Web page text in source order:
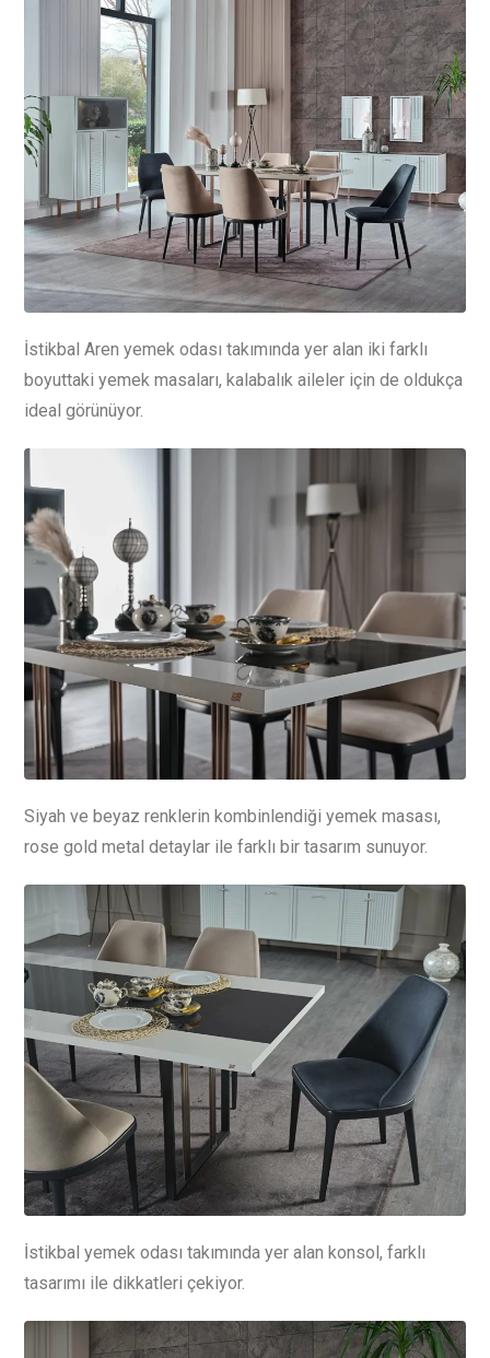
İstikbal Aren yemek odası takımında yer alan iki farklı
boyuttaki yemek masaları, kalabalık aileler için de oldukça
ideal görünüyor.
Siyah ve beyaz renklerin kombinlendiği yemek masası,
rose gold metal detaylar ile farklı bir tasarım sunuyor.
İstikbal yemek odası takımında yer alan konsol, farklı
tasarımı ile dikkatleri çekiyor.